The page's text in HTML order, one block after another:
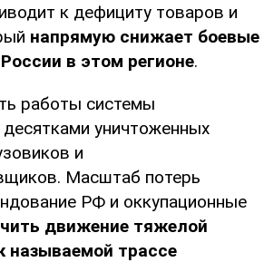
к дефициту товаров и
напрямую снижает боевые
в этом регионе.
работы системы
уничтоженных
и
Масштаб потерь
РФ и оккупационные
движение тяжелой
называемой трассе